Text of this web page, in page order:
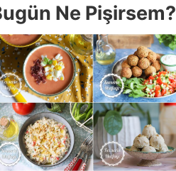
Ne Pişirsem?